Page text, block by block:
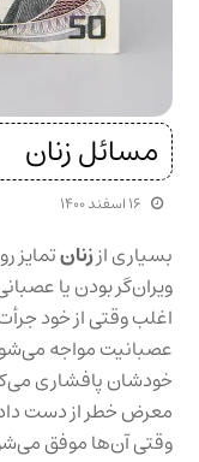
مسائل زنان
۱۶ اسفند ۱۴۰۰
بسیاری اززنانتمایز
ویران‌گر بودن یا
اغلب وقتی از خود
عصبانیت مواجه
خودشان پافشاری
معرض خطر از دست
وقتی آن‌ها موفق